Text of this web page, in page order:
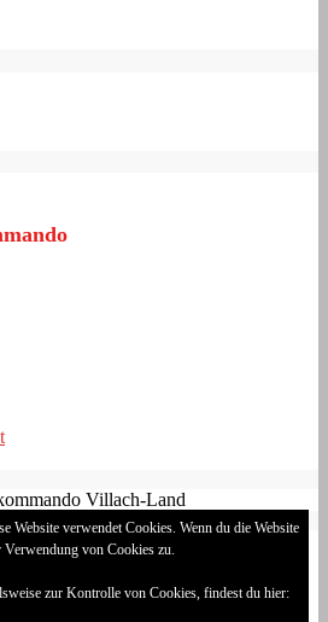
Villach-Land
Website verwendet Cookies. Wenn du die Website
von Cookies zu.
zur Kontrolle von Cookies, findest du hier: